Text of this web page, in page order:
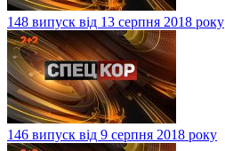
148 випуск від 13 серпня 2018 року
146 випуск від 9 серпня 2018 року